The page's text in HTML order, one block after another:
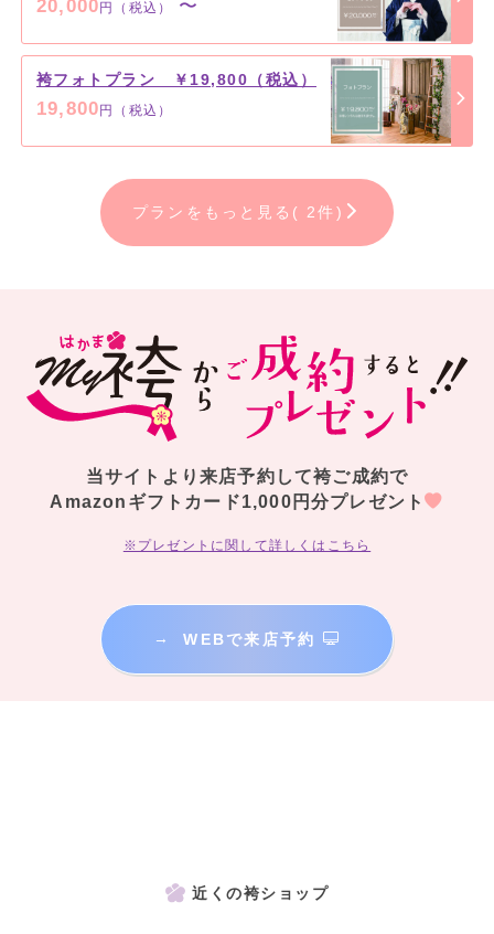
20,000円（税込） 〜
袴フォトプラン ￥19,800（税込）
19,800円（税込）
プランをもっと見る( 2件)
当サイトより来店予約して袴ご成約で
Amazonギフトカード1,000円分プレゼント
※プレゼントに関して詳しくはこちら
→ WEBで来店予約
近くの袴ショップ